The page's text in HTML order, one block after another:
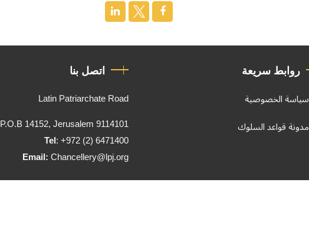
روابط سريعة
سياسة الخصوصية
مدونة قواعد السلوك
اتصل بنا
Latin Patriarchate Road
P.O.B 14152, Jerusalem 9114101
Tel: +972 (2) 6471400
Email:Chancellery@lpj.org